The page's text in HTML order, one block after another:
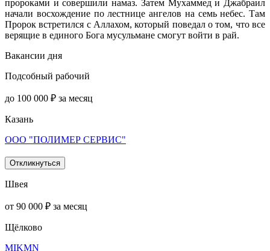
пророками и совершили намаз. Затем Мухаммед и Джабраил
начали восхождение по лестнице ангелов на семь небес. Там
Пророк встретился с Аллахом, который поведал о том, что все
верящие в единого Бога мусульмане смогут войти в рай.
Вакансии дня
Подсобный рабочий
до 100 000 ₽ за месяц
Казань
ООО "ПОЛИМЕР СЕРВИС"
Откликнуться
Швея
от 90 000 ₽ за месяц
Щёлково
MIKMN